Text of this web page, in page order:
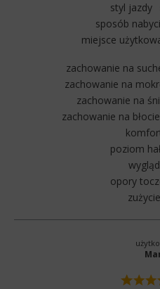
styl jazdy
sposób
miejsce
zachowanie na
zachowanie na
zachowanie na
zachowanie na
poziom
wygląd
opory
zużycie